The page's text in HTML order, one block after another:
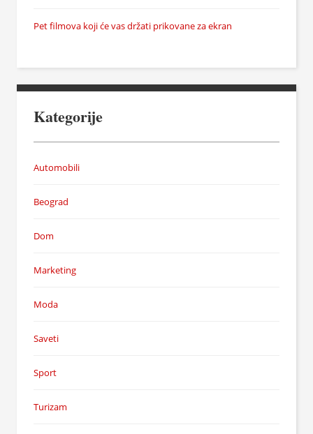
Pet filmova koji će vas držati prikovane za ekran
Kategorije
Automobili
Beograd
Dom
Marketing
Moda
Saveti
Sport
Turizam